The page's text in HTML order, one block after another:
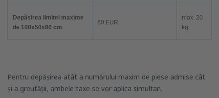
Depășirea limitei maxime
de 100x50x80 cm
60 EUR
max. 20
kg
Pentru depășirea atât a numărului maxim de piese admise cât
și a greutății, ambele taxe se vor aplica simultan.